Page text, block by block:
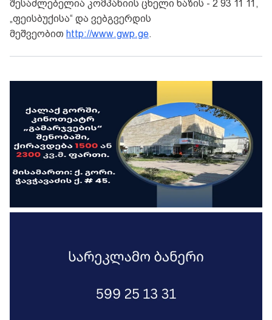
შესაძლებელია კომპანიის ცხელი ხაზის - 2 93 11 11,
„ფეისბუქისა“ და ვებგვერდის
მეშვეობით http://www.gwp.ge.